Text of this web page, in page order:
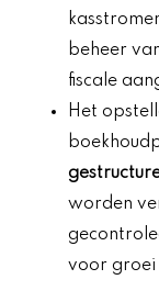
beheer
fiscale
Het
worden
voor groei